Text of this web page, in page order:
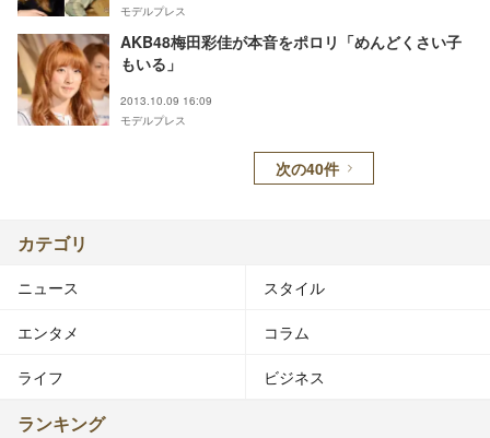
モデルプレス
AKB48梅田彩佳が本音をポロリ「めんどくさい子
もいる」
2013.10.09 16:09
モデルプレス
次の40件
カテゴリ
ニュース スタイル
エンタメ コラム
ライフ ビジネス
ランキング